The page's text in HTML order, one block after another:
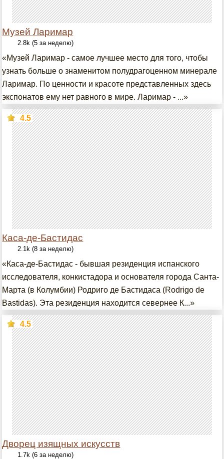
Музей Ларимар
2.8k (5 за неделю)
«Музей Ларимар - самое лучшее место для того, чтобы
узнать больше о знаменитом полудрагоценном минерале
Ларимар. По ценности и красоте представленных здесь
экспонатов ему нет равного в мире. Ларимар - ...»
Каса-де-Бастидас
4.5
2.1k (8 за неделю)
«Каса-де-Бастидас - бывшая резиденция испанского
исследователя, конкистадора и основателя города Санта-
Марта (в Колумбии) Родриго де Бастидаса (Rodrigo de
Bastidas). Эта резиденция находится севернее К...»
Дворец изящных искусств
4.5
1.7k (6 за неделю)